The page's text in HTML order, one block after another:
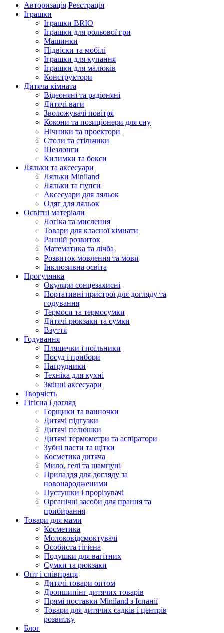
Авторизація Реєстрація
Іграшки
Іграшки BRIO
Іграшки для рольової гри
Машинки
Підвіски та мобілі
Іграшки для купання
Іграшки для малюків
Конструктори
Дитяча кімната
Відеоняні та радіоняні
Дитячі ваги
Зволожувачі повітря
Кокони та позиціонери для сну
Нічники та проектори
Столи та стільчики
Шезлонги
Килимки та бокси
Ляльки та аксесуари
Ляльки Miniland
Ляльки та пупси
Аксесуари для ляльок
Одяг для ляльок
Освітні матеріали
Логіка та мислення
Товари для класної кімнати
Ранній розвиток
Математика та лічба
Розвиток мовлення та мови
Інклюзивна освіта
Прогулянка
Окуляри сонцезахисні
Портативні пристрої для догляду та
годування
Термоси та термосумки
Дитячі рюкзаки та сумки
Взуття
Годування
Пляшечки і поїльники
Посуд і прибори
Нагрудники
Техніка для кухні
Змінні аксесуари
Творчість
Гігієна і догляд
Горщики та ванночки
Дитячі підгузки
Дитячі пелюшки
Дитячі термометри та аспіратори
Зубні пасти та щітки
Косметика дитяча
Мило, гелі та шампуні
Приладдя для догляду за
новонародженими
Пустушки і прорізувачі
Органічні засоби для прання та
прибирання
Товари для мами
Косметика
Молоковідсмоктувачі
Особиста гігієна
Подушки для вагітних
Сумки та рюкзаки
Опт і співпраця
Дитячі товари оптом
Дропшипінг дитячих товарів
Прямі поставки Miniland з Іспанії
Товари для дитячих садків і центрів
розвитку
Блог